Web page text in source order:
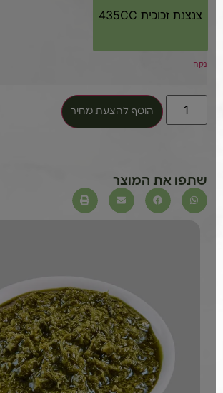
צנצנת זכוכית 435CC
נקה
הוסף להצעת מחיר
שתפו את המוצר